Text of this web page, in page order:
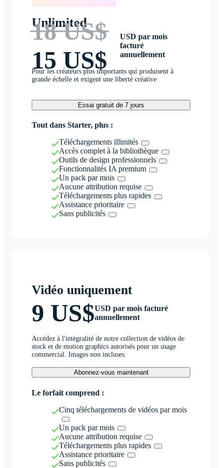
Unlimited
18 US$
15 US$
USD par mois
facturé
annuellement
Pour les créateurs plus importants qui produisent à
grande échelle et exigent une liberté créative
Essai gratuit de 7 jours
Tout dans Starter, plus :
Téléchargements illimités
Accès complet à la bibliothèque
Outils de design professionnels
Fonctionnalités IA premium
Un pack par mois
Aucune attribution requise
Téléchargements plus rapides
Assistance prioritaire
Sans publicités
Vidéo uniquement
9 US$USD par mois facturé
annuellement
Accédez à l'intégralité de notre collection de vidéos de
stock et de motion graphics autorisés pour un usage
commercial. Images non incluses.
Abonnez-vous maintenant
Le forfait comprend :
Cinq téléchargements de vidéos par mois
Un pack par mois
Aucune attribution requise
Téléchargements plus rapides
Assistance prioritaire
Sans publicités